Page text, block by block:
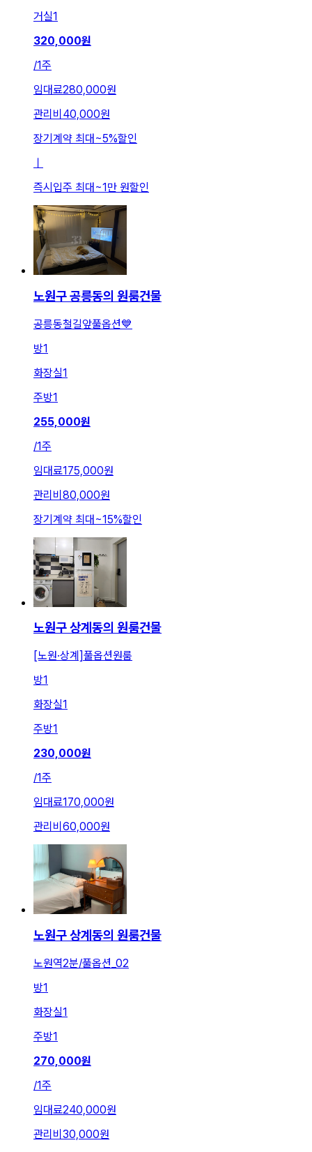
거실1
320,000원
/1주
임대료280,000원
관리비 40,000원
장기계약 최대 ~5%할인
즉시입주 최대 ~1만 원할인
노원구 공릉동의 원룸건물
공릉동철길앞풀옵션💙
방1
화장실1
주방1
255,000원
/1주
임대료175,000원
관리비 80,000원
장기계약 최대~15%할인
노원구 상계동의 원룸건물
[노원·상계]풀옵션원룸
방1
화장실1
주방1
230,000원
/1주
임대료170,000원
관리비 60,000원
노원구 상계동의 원룸건물
노원역2분/풀옵션_02
방1
화장실1
주방1
270,000원
/1주
임대료240,000원
관리비 30,000원